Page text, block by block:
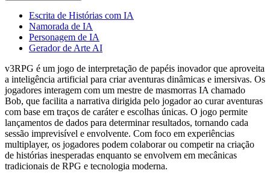
Escrita de Histórias com IA
Namorada de IA
Personagem de IA
Gerador de Arte AI
v3RPG é um jogo de interpretação de papéis inovador que aproveita
a inteligência artificial para criar aventuras dinâmicas e imersivas. Os
jogadores interagem com um mestre de masmorras IA chamado
Bob, que facilita a narrativa dirigida pelo jogador ao curar aventuras
com base em traços de caráter e escolhas únicas. O jogo permite
lançamentos de dados para determinar resultados, tornando cada
sessão imprevisível e envolvente. Com foco em experiências
multiplayer, os jogadores podem colaborar ou competir na criação
de histórias inesperadas enquanto se envolvem em mecânicas
tradicionais de RPG e tecnologia moderna.